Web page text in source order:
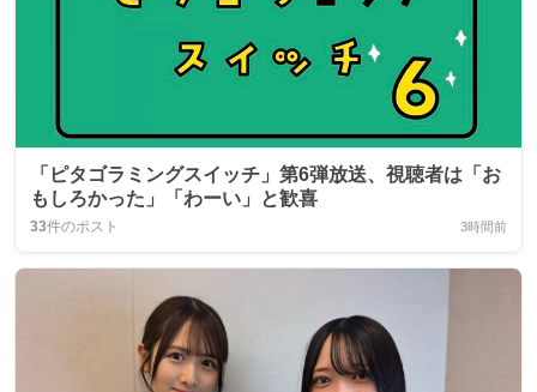
「ピタゴラミングスイッチ」第6弾放送、視聴者は「お
もしろかった」「わーい」と歓喜
33件のポスト 3時間前